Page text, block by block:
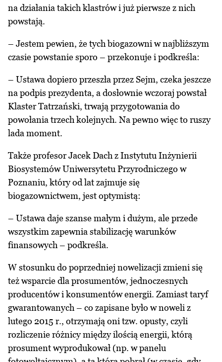
na działania takich klastrów i już pierwsze z nich
powstają.
– Jestem pewien, że tych biogazowni w najbliższym
czasie powstanie sporo – przekonuje i podkreśla:
– Ustawa dopiero przeszła przez Sejm, czeka jeszcze
na podpis prezydenta, a dosłownie wczoraj powstał
Klaster Tatrzański, trwają przygotowania do
powołania trzech kolejnych. Na pewno więc to ruszy
lada moment.
Także profesor Jacek Dach z Instytutu Inżynierii
Biosystemów Uniwersytetu Przyrodniczego w
Poznaniu, który od lat zajmuje się
biogazownictwem, jest optymistą:
– Ustawa daje szanse małym i dużym, ale przede
wszystkim zapewnia stabilizację warunków
finansowych – podkreśla.
W stosunku do poprzedniej nowelizacji zmieni się
też wsparcie dla prosumentów, jednoczesnych
producentów i konsumentów energii. Zamiast taryf
gwarantowanych – co zapisane było w noweli z
lutego 2015 r., otrzymają oni tzw. opusty, czyli
rozliczenie różnicy między ilością energii, którą
prosument wyprodukował (np. w panelu